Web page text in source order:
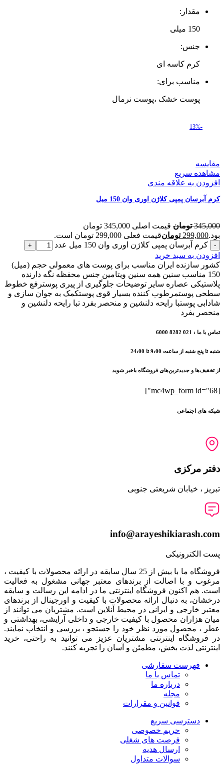
مقدار:
150 میلی‌
جنس:
کرم کاسه ای
مناسب برای:
پوست خشک ،پوست نرمال
-13%
مقایسه
مشاهده سریع
افزودن به علاقه مندی
کرم آبرسان پمپی کلاژن اوری وان 150 میل
345,000 تومان
قیمت اصلی 345,000 تومان
بود.299,000 تومانقیمت فعلی 299,000 تومان است.
کرم آبرسان پمپی کلاژن اوری وان 150 میل عدد
افزودن به سبد خرید
کشور سازنده ایران مناسب برای پوست های معمولی حجم (میل)
150 مناسب سنین همه سنین ویتامین جنس محفظه نگه دارنده
پلاستیکی عصاره سایر توضیحات جلوگیری از پیری پوسترفع خطوط
سطحی پوستمرطوب کننده بسیار قوی پوستکمک به جوان سازی و
شادابی پوستبا رایحه دلنشین و منحصر بفرد تبا رایحه دلنشین و
منحصر بفرد
تماس با ما : 021 8282 6000
شنبه تا پنج شنبه از ساعت 9:00 تا 24:00
از تخفیف‌ها و جدیدترین‌های فروشگاه باخبر شوید
[mc4wp_form id="68"]
شبکه های اجتماعی
دفتر مرکزی
تبریز ، خیابان شریعتی جنوبی
info@arayeshikiarash.com
پست الکترونیکی
فروشگاه ما با بیش از 25 سال سابقه در ارائه محصولات با کيفيت ،
مرغوب و با اصالت از برندهای معتبر جهانی مشغول به فعاليت
است. هم اکنون فروشگاه اینترنتی ما در ادامه اين رسالت و سابقه
درخشان، به دنبال ارائه محصولات با کيفيت و اورجينال از برندهای
معتبر خارجی و ايرانی در محيط آنلاين است. مشتريان می توانند از
ميان هزاران محصول با کيفيت خارجی و داخلی آرایشی، بهداشتی و
عطر ، محصول مورد نظر خود را جستجو ، بررسی و انتخاب نمايند.
در فروشگاه اینترنتی مشتريان عزیز می توانيد به راحتی، خرید
اینترنتی لذت بخش، مطمئن و آسان را تجربه کنند.
فهرست سفارشی
تماس با ما
درباره ما
مجله
قوانین و مقرارات
دسترسی سریع
حریم خصوصی
فرصت های شغلی
ارسال هدیه
سوالات متداول